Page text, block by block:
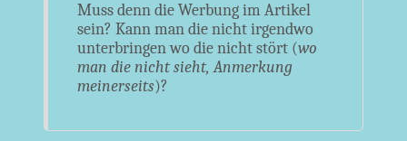
Muss denn die Werbung im Artikel
sein? Kann man die nicht irgendwo
unterbringen wo die nicht stört (wo
man die nicht sieht, Anmerkung
meinerseits)?